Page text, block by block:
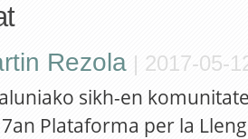
Rezola | 2017-05-
sikh-en
Plataforma per la